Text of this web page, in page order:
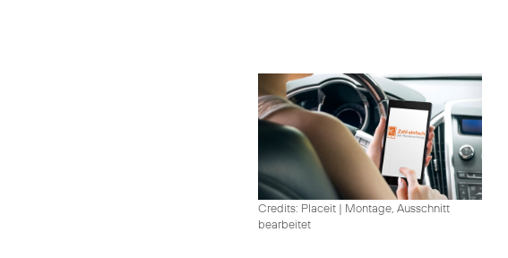
Credits: Placeit | Montage, Ausschnitt
bearbeitet